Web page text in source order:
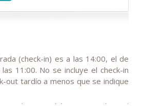
(check-in) es a las 14:00, el de
11:00. No se incluye el check-in
out tardío a menos que se indique